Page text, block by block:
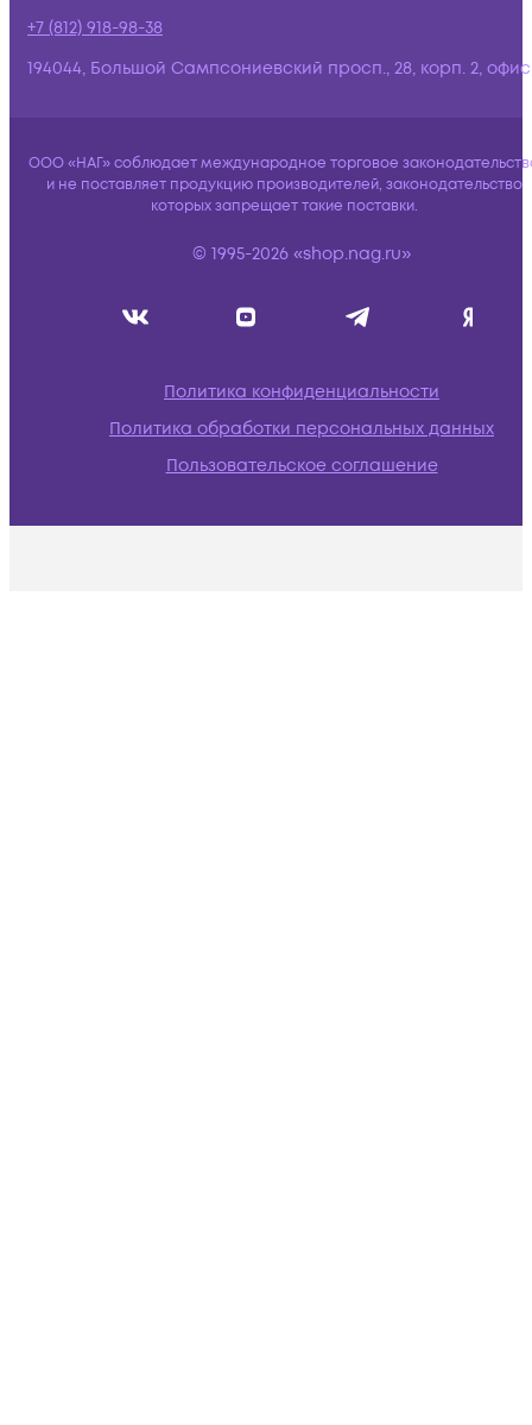
+7 (812) 918-98-38
194044, Большой Сампсониевский просп., 28, корп. 2,
ООО «НАГ» соблюдает международное торговое
и не поставляет продукцию производителей, законодательство
которых запрещает такие поставки.
© 1995-2026 «shop.nag.ru»
Политика конфиденциальности
Политика обработки персональных данных
Пользовательское соглашение